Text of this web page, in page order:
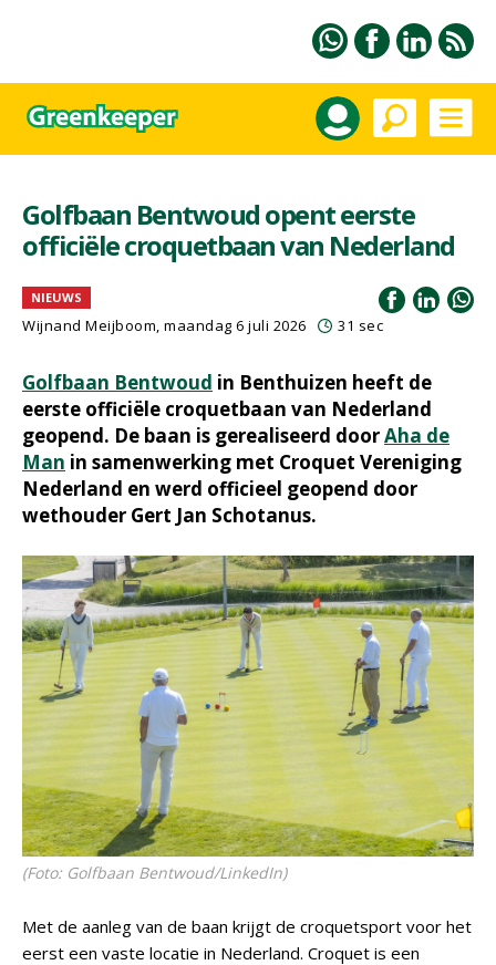
Golfbaan Bentwoud opent eerste
officiële croquetbaan van Nederland
NIEUWS
Wijnand Meijboom, maandag 6 juli 2026 31 sec
Golfbaan Bentwoud in Benthuizen heeft de
eerste officiële croquetbaan van Nederland
geopend. De baan is gerealiseerd doorAha de
Man in samenwerking met Croquet Vereniging
Nederland en werd officieel geopend door
wethouder Gert Jan Schotanus.
(Foto: Golfbaan Bentwoud/LinkedIn)
Met de aanleg van de baan krijgt de croquetsport voor het
eerst een vaste locatie in Nederland. Croquet is een